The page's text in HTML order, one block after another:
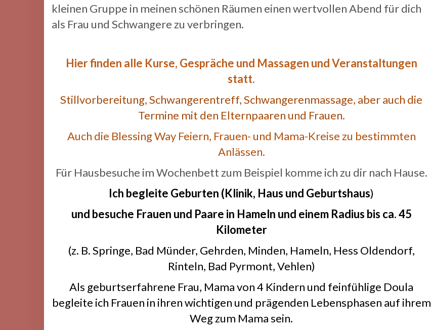
kleinen Gruppe in meinen schönen Räumen einen wertvollen Abend für dich
als Frau und Schwangere zu verbringen.
Hier finden alle Kurse, Gespräche und Massagen und Veranstaltungen
statt.
Stillvorbereitung, Schwangerentreff, Schwangerenmassage, aber auch die
Termine mit den Elternpaaren und Frauen.
Auch die Blessing Way Feiern, Frauen- und Mama-Kreise zu bestimmten
Anlässen.
Für Hausbesuche im Wochenbett zum Beispiel komme ich zu dir nach Hause.
Ich begleite Geburten (Klinik, Haus und Geburtshaus)
und besuche Frauen und Paare in Hameln und einem Radius bis ca. 45
Kilometer
(z. B. Springe, Bad Münder, Gehrden, Minden, Hameln, Hess Oldendorf,
Rinteln, Bad Pyrmont, Vehlen)
Als geburtserfahrene Frau, Mama von 4 Kindern und feinfühlige Doula
begleite ich Frauen in ihren wichtigen und prägenden Lebensphasen auf ihrem
Weg zum Mama sein.